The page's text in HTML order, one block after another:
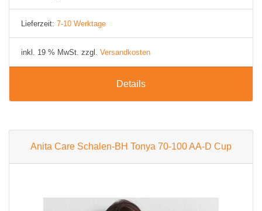
Lieferzeit: 7-10 Werktage
inkl. 19 % MwSt. zzgl. Versandkosten
Details
Anita Care Schalen-BH Tonya 70-100 AA-D Cup